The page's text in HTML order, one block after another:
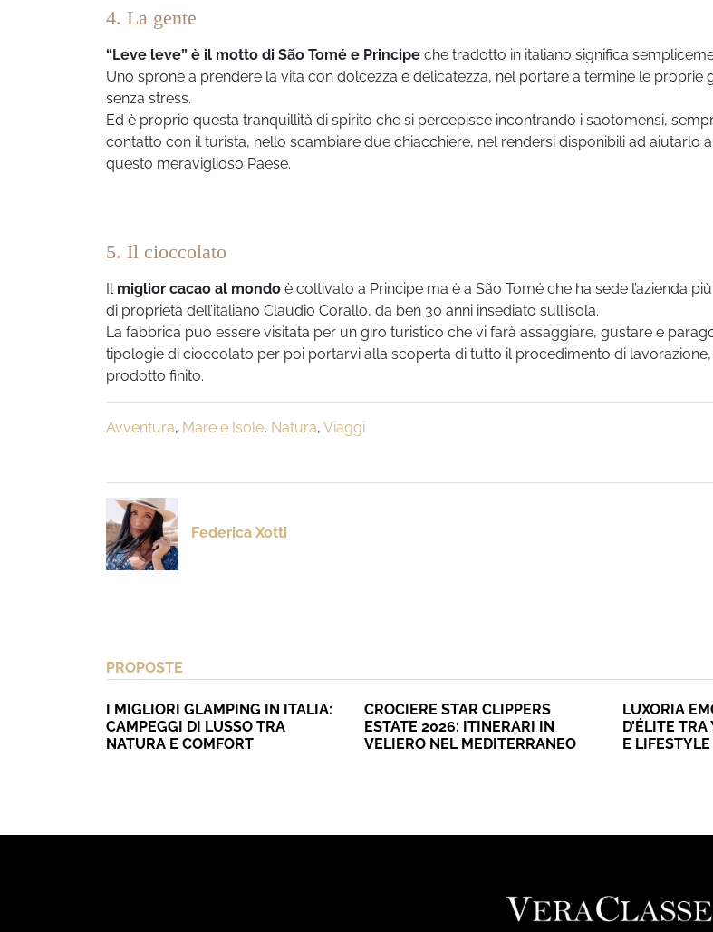
4. La gente
“Leve leve” è il motto di São Tomé e Principe che tradotto in italiano significa
Uno sprone a prendere la vita con dolcezza e delicatezza, nel portare a termine le proprie
senza stress.
Ed è proprio questa tranquillità di spirito che si percepisce incontrando i saotomensi,
contatto con il turista, nello scambiare due chiacchiere, nel rendersi disponibili ad aiutarlo
questo meraviglioso Paese.
5. Il cioccolato
Il miglior cacao al mondo è coltivato a Principe ma è a São Tomé che ha sede l’azienda
di proprietà dell’italiano Claudio Corallo, da ben 30 anni insediato sull’isola.
La fabbrica può essere visitata per un giro turistico che vi farà assaggiare, gustare e
tipologie di cioccolato per poi portarvi alla scoperta di tutto il procedimento di lavorazione,
prodotto finito.
Avventura, Mare e Isole, Natura, Viaggi
Federica Xotti
PROPOSTE
I MIGLIORI GLAMPING IN ITALIA:
CAMPEGGI DI LUSSO TRA
NATURA E COMFORT
CROCIERE STAR CLIPPERS
ESTATE 2026: ITINERARI IN
VELIERO NEL MEDITERRANEO
LUXORIA
D’ÉLITE
E